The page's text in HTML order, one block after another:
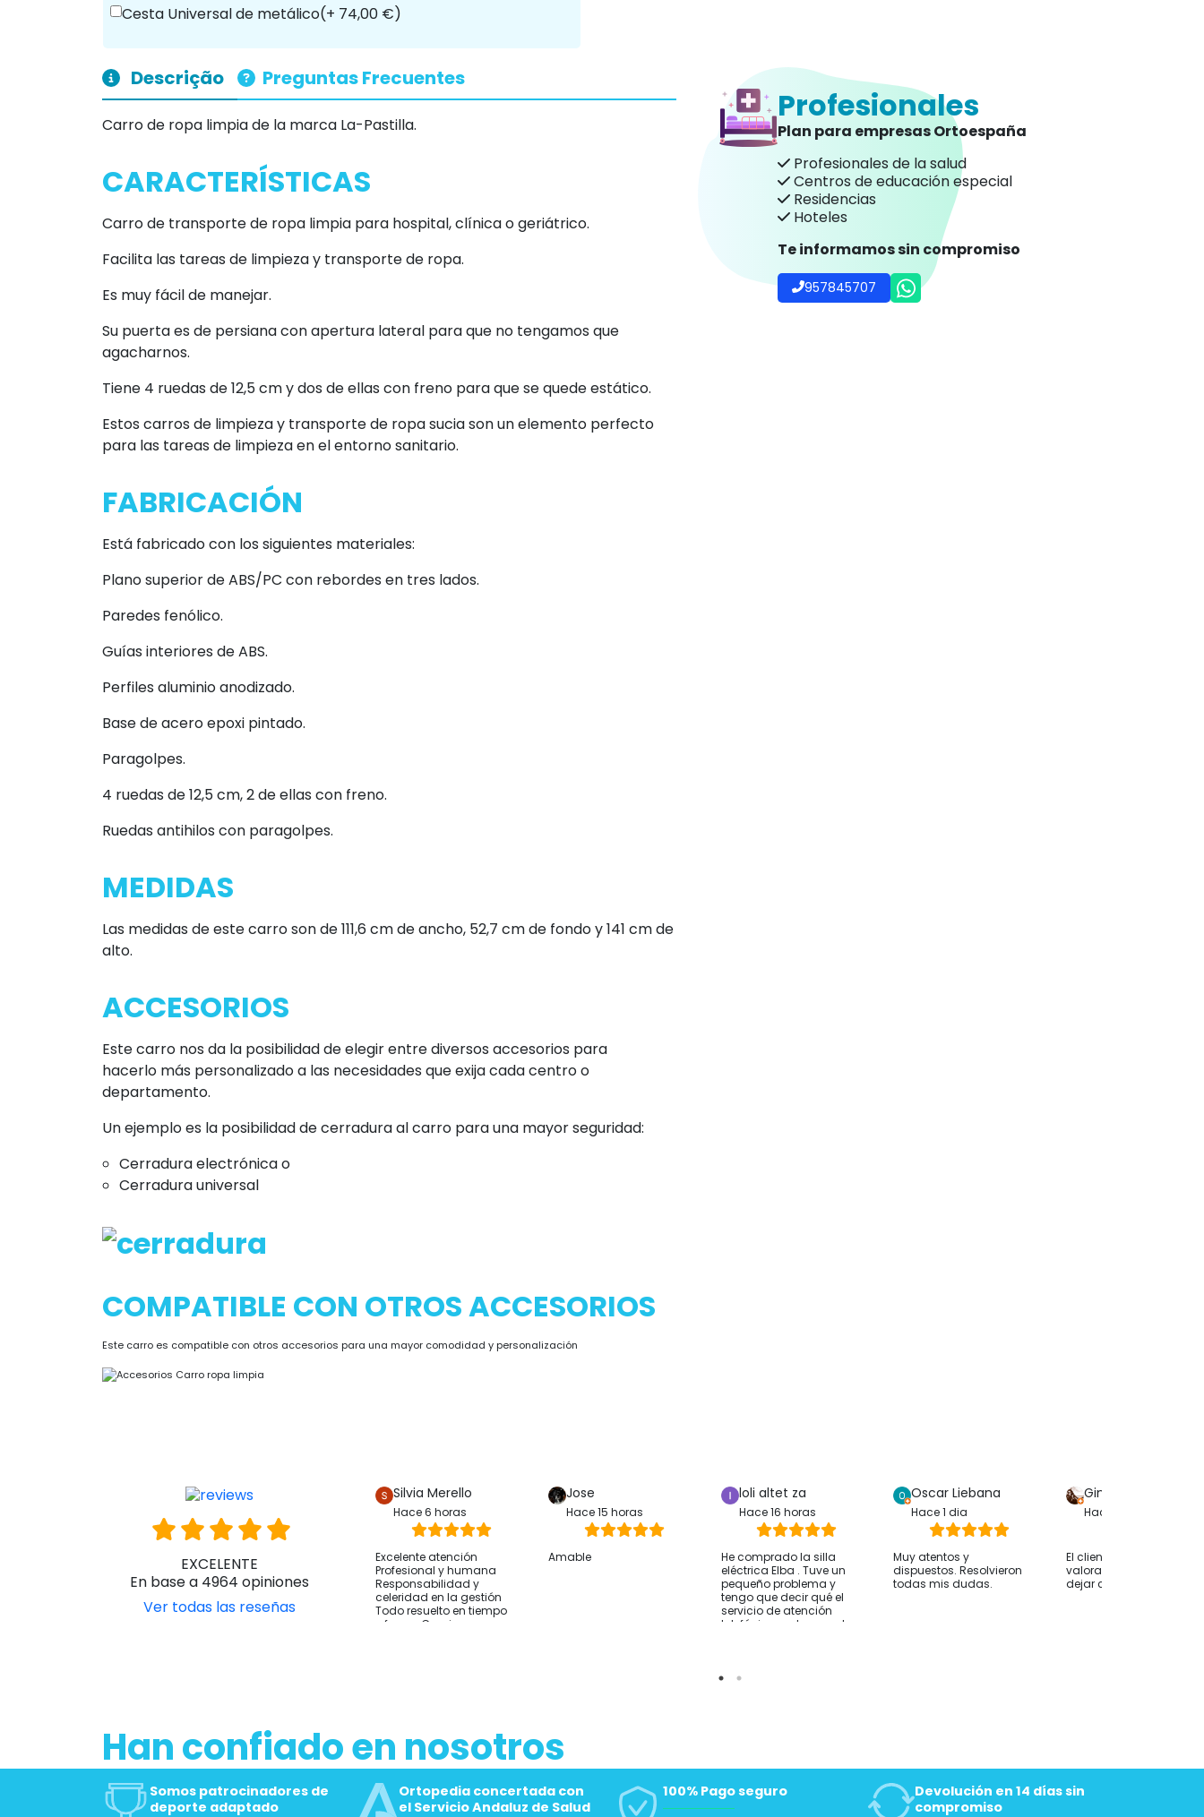
Cesta Universal de metálico(+ 74,00 €)
Profesionales
Plan para empresas Ortoespaña
Profesionales de la salud
Centros de educación especial
Residencias
Hoteles
Te informamos sin compromiso
957845707
Descrição Preguntas Frecuentes
Carro de ropa limpia de la marca La-Pastilla.
CARACTERÍSTICAS
Carro de transporte de ropa limpia para hospital, clínica o geriátrico.
Facilita las tareas de limpieza y transporte de ropa.
Es muy fácil de manejar.
Su puerta es de persiana con apertura lateral para que no tengamos que
agacharnos.
Tiene 4 ruedas de 12,5 cm y dos de ellas con freno para que se quede estático.
Estos carros de limpieza y transporte de ropa sucia son un elemento perfecto
para las tareas de limpieza en el entorno sanitario.
FABRICACIÓN
Está fabricado con los siguientes materiales:
Plano superior de ABS/PC con rebordes en tres lados.
Paredes fenólico.
Guías interiores de ABS.
Perfiles aluminio anodizado.
Base de acero epoxi pintado.
Paragolpes.
4 ruedas de 12,5 cm, 2 de ellas con freno.
Ruedas antihilos con paragolpes.
MEDIDAS
Las medidas de este carro son de 111,6 cm de ancho, 52,7 cm de fondo y 141 cm de
alto.
ACCESORIOS
Este carro nos da la posibilidad de elegir entre diversos accesorios para
hacerlo más personalizado a las necesidades que exija cada centro o
departamento.
Un ejemplo es la posibilidad de cerradura al carro para una mayor seguridad:
Cerradura electrónica o
Cerradura universal
COMPATIBLE CON OTROS ACCESORIOS
Este carro es compatible con otros accesorios para una mayor comodidad y personalización
EXCELENTE
En base a 4964 opiniones
Ver todas las reseñas
Silvia Merello
Hace 6 horas
Excelente atención
Profesional y humana
Responsabilidad y
celeridad en la gestión
Todo resuelto en tiempo
y forma Gracias
Jose
Hace 15 horas
Amable
loli altet za
Hace 16 horas
He comprado la silla
eléctrica Elba . Tuve un
pequeño problema y
tengo que decir qué el
servicio de atención
telefónica y whassap ha
Alicante y el envío fue
Gracias
Oscar Liebana
Hace 1 dia
Muy atentos y
dispuestos. Resolvieron
todas mis dudas.
Gina Bp
Hace 1 dia
El cliente solo ha
valorado su compra sin
dejar comentarios
Han confiado en nosotros
Somos patrocinadores de
deporte adaptado
Ortopedia concertada con
el Servicio Andaluz de Salud
100% Pago seguro
Devolución en 14 días sin
compromiso